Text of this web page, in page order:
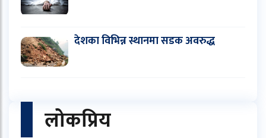
देशका विभिन्न स्थानमा सडक अवरुद्ध
लोकप्रिय